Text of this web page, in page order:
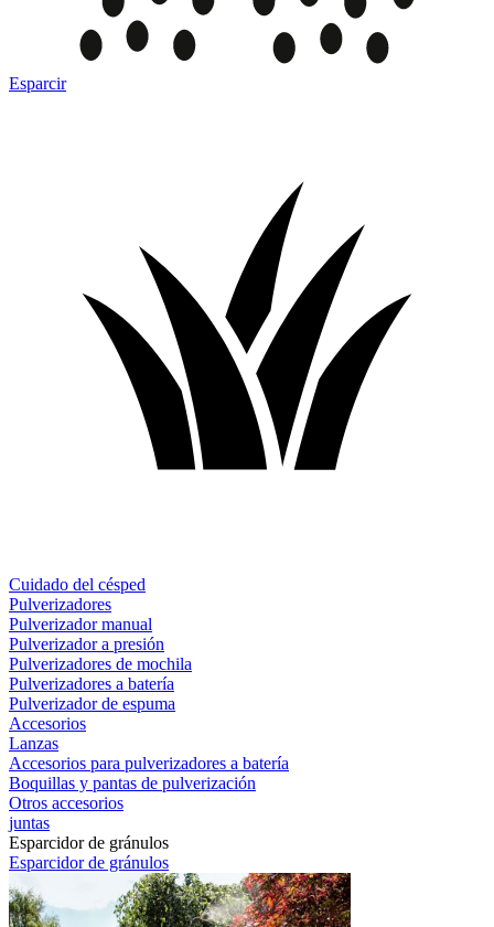
Esparcir
Cuidado del césped
Pulverizadores
Pulverizador manual
Pulverizador a presión
Pulverizadores de mochila
Pulverizadores a batería
Pulverizador de espuma
Accesorios
Lanzas
Accesorios para pulverizadores a batería
Boquillas y pantas de pulverización
Otros accesorios
juntas
Esparcidor de gránulos
Esparcidor de gránulos